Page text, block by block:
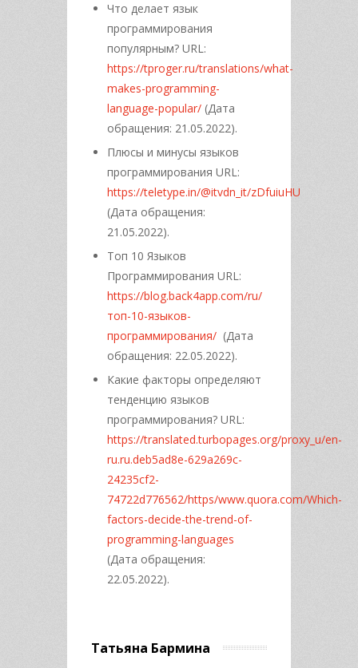
Что делает язык
программирования
популярным? URL:
https://tproger.ru/translations/what-
makes-programming-
language-popular/ (Дата
обращения: 21.05.2022).
Плюсы и минусы языков
программирования URL:
https://teletype.in/@itvdn_it/zDfuiuHU
(Дата обращения:
21.05.2022).
Топ 10 Языков
Программирования URL:
https://blog.back4app.com/ru/
топ-10-языков-
программирования/ (Дата
обращения: 22.05.2022).
Какие факторы определяют
тенденцию языков
программирования? URL:
https://translated.turbopages.org/proxy_u/en-
ru.ru.deb5ad8e-629a269c-
24235cf2-
74722d776562/https/www.quora.com/Which-
factors-decide-the-trend-of-
programming-languages
(Дата обращения:
22.05.2022).
Татьяна Бармина